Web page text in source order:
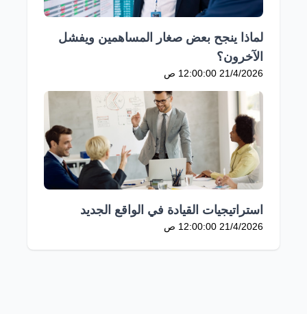
لماذا ينجح بعض صغار المساهمين ويفشل
الآخرون؟
21/4/2026 12:00:00 ص
استراتيجيات القيادة في الواقع الجديد
21/4/2026 12:00:00 ص